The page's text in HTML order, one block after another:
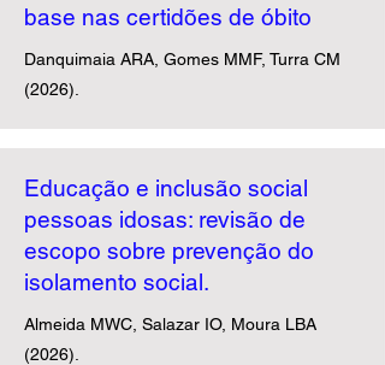
base nas certidões de óbito
Danquimaia ARA, Gomes MMF, Turra CM
(2026).
Educação e inclusão social
pessoas idosas: revisão de
escopo sobre prevenção do
isolamento social.
Almeida MWC, Salazar IO, Moura LBA
(2026).